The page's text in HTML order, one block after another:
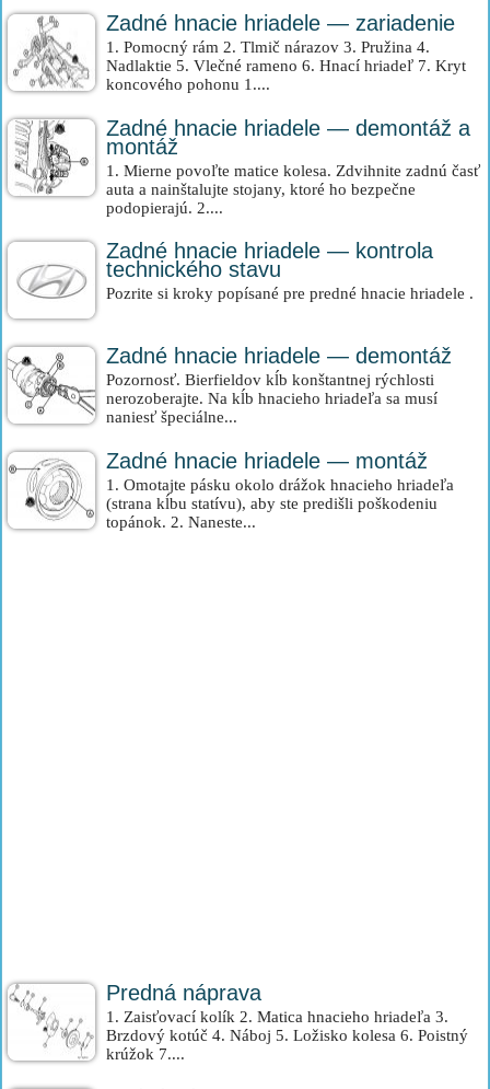
Zadné hnacie hriadele — zariadenie
1. Pomocný rám 2. Tlmič nárazov 3. Pružina 4.
Nadlaktie 5. Vlečné rameno 6. Hnací hriadeľ 7. Kryt
koncového pohonu 1....
Zadné hnacie hriadele — demontáž a
montáž
1. Mierne povoľte matice kolesa. Zdvihnite zadnú časť
auta a nainštalujte stojany, ktoré ho bezpečne
podopierajú. 2....
Zadné hnacie hriadele — kontrola
technického stavu
Pozrite si kroky popísané pre predné hnacie hriadele .
Zadné hnacie hriadele — demontáž
Pozornosť. Bierfieldov kĺb konštantnej rýchlosti
nerozoberajte. Na kĺb hnacieho hriadeľa sa musí
naniesť špeciálne...
Zadné hnacie hriadele — montáž
1. Omotajte pásku okolo drážok hnacieho hriadeľa
(strana kĺbu statívu), aby ste predišli poškodeniu
topánok. 2. Naneste...
Predná náprava
1. Zaisťovací kolík 2. Matica hnacieho hriadeľa 3.
Brzdový kotúč 4. Náboj 5. Ložisko kolesa 6. Poistný
krúžok 7....